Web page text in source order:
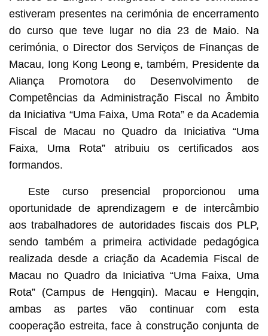
estiveram presentes na cerimónia de encerramento
do curso que teve lugar no dia 23 de Maio. Na
cerimónia, o Director dos Serviços de Finanças de
Macau, Iong Kong Leong e, também, Presidente da
Aliança Promotora do Desenvolvimento de
Competências da Administração Fiscal no Âmbito
da Iniciativa “Uma Faixa, Uma Rota” e da Academia
Fiscal de Macau no Quadro da Iniciativa “Uma
Faixa, Uma Rota” atribuiu os certificados aos
formandos.
Este curso presencial proporcionou uma
oportunidade de aprendizagem e de intercâmbio
aos trabalhadores de autoridades fiscais dos PLP,
sendo também a primeira actividade pedagógica
realizada desde a criação da Academia Fiscal de
Macau no Quadro da Iniciativa “Uma Faixa, Uma
Rota” (Campus de Hengqin). Macau e Hengqin,
ambas as partes vão continuar com esta
cooperação estreita, face à construção conjunta de